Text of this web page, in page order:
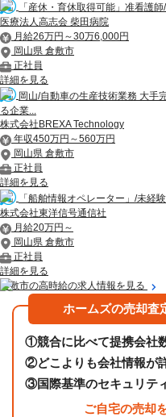
「産休・育休取得可能」准看護
医療法人高志会 柴田病院
月給26万円～30万6,000円
岡山県 倉敷市
正社員
詳細を見る
岡山/自動車の生産技術業務 大手
る企業...
株式会社BREXA Technology
年収450万円～560万円
岡山県 倉敷市
正社員
詳細を見る
「船舶情報オペレーター」/未経
株式会社東洋信号通信社
月給20万円～
岡山県 倉敷市
正社員
詳細を見る
倉敷市の高時給の求人情報を見る
ホームズの売却査
①競合に比べて提携会社
②どこよりも会社情報が
③国際基準のセキュリテ
ご自宅の売却